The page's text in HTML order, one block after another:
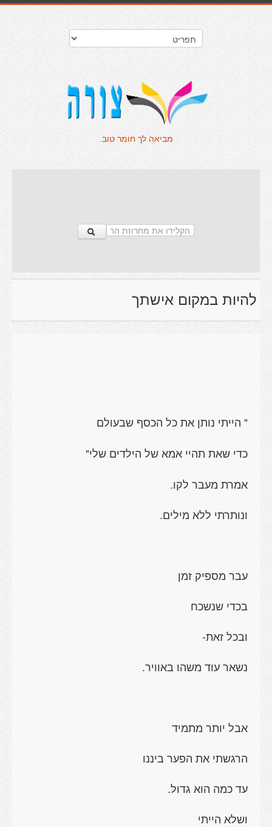
מביאה לך חומר טוב.
להיות במקום אישתך
" הייתי נותן את כל הכסף שבעולם
כדי שאת תהיי אמא של הילדים שלי"
אמרת מעבר לקו.
ונותרתי ללא מילים.
עבר מספיק זמן
בכדי שנשכח
ובכל זאת-
נשאר עוד משהו באוויר.
אבל יותר מתמיד
הרגשתי את הפער ביננו
עד כמה הוא גדול.
ושלא הייתי